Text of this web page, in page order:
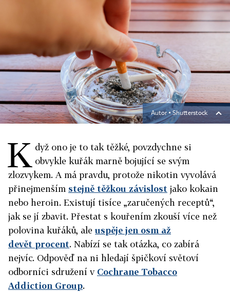
Autor ▪Shutterstock
K dyž ono je to tak těžké, povzdychne si
obvykle kuřák marně bojující se svým
zlozvykem. A má pravdu, protože nikotin vyvolává
přinejmenším stejně těžkou závislost jako kokain
nebo heroin. Existují tisíce „zaručených receptů“,
jak se jí zbavit. Přestat s kouřením zkouší více než
polovina kuřáků, aleuspěje jen osm až
devět procent. Nabízí se tak otázka, co zabírá
nejvíc. Odpověď na ni hledají špičkoví světoví
odborníci sdružení v Cochrane Tobacco
Addiction Group.